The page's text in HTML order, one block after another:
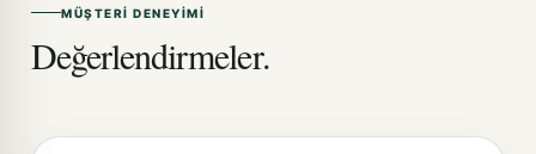
MÜŞTERI DENEYIMI
Değerlendirmeler.